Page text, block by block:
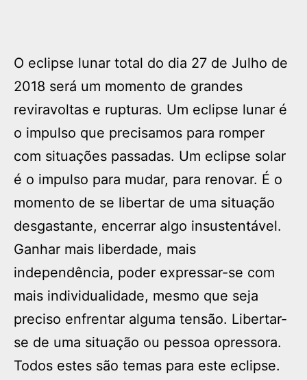
O eclipse lunar total do dia 27 de Julho de
2018 será um momento de grandes
reviravoltas e rupturas. Um eclipse lunar é
o impulso que precisamos para romper
com situações passadas. Um eclipse solar
é o impulso para mudar, para renovar. É o
momento de se libertar de uma situação
desgastante, encerrar algo insustentável.
Ganhar mais liberdade, mais
independência, poder expressar-se com
mais individualidade, mesmo que seja
preciso enfrentar alguma tensão. Libertar-
se de uma situação ou pessoa opressora.
Todos estes são temas para este eclipse.